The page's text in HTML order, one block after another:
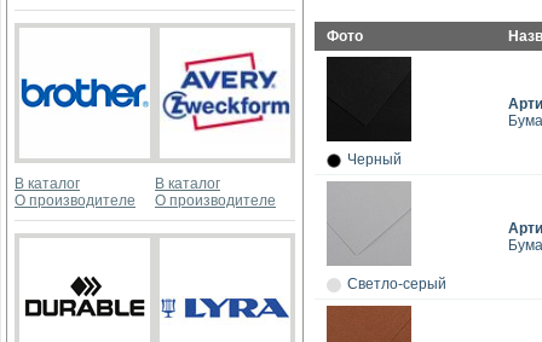
В каталог
О производителе
В каталог
О производителе
Фото
Черный
Светло-серый